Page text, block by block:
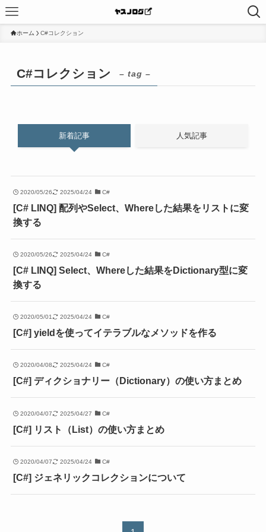
ホーム C#コレクション
C#コレクション – tag –
新着記事 人気記事
2020/05/26 2025/04/24 C#
[C# LINQ] 配列やSelect、Whereした結果をリストに変
換する
2020/05/26 2025/04/24 C#
[C# LINQ] Select、Whereした結果をDictionary型に変
換する
2020/05/01 2025/04/24 C#
[C#] yieldを使ってイテラブルなメソッドを作る
2020/04/08 2025/04/24 C#
[C#] ディクショナリー（Dictionary）の使い方まとめ
2020/04/07 2025/04/27 C#
[C#] リスト（List）の使い方まとめ
2020/04/07 2025/04/24 C#
[C#] ジェネリックコレクションについて